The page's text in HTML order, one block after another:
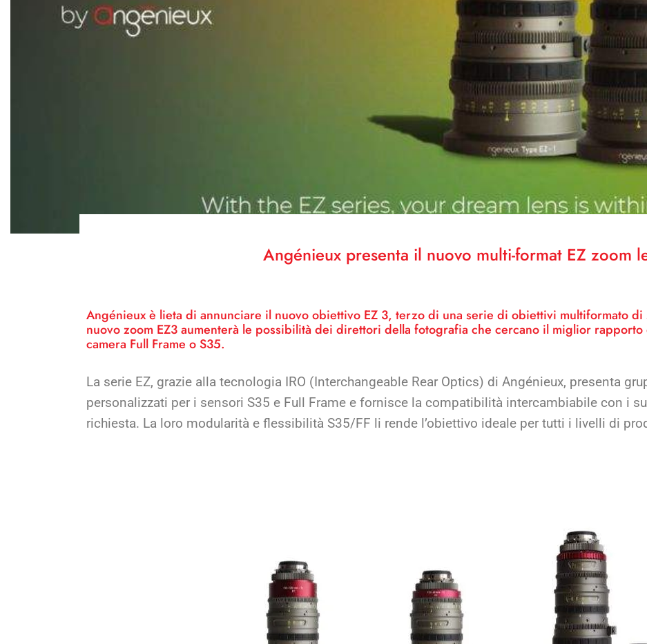
Angénieux presenta il nuovo multi-format EZ zoom
Angénieux è lieta di annunciare il nuovo obiettivo EZ 3, terzo di una serie di obiettivi multiformato di
nuovo zoom EZ3 aumenterà le possibilità dei direttori della fotografia che cercano il miglior
camera Full Frame o S35.
La serie EZ, grazie alla tecnologia IRO (Interchangeable Rear Optics) di Angénieux, presenta
personalizzati per i sensori S35 e Full Frame e fornisce la compatibilità intercambiabile con i
richiesta. La loro modularità e flessibilità S35/FF li rende l’obiettivo ideale per tutti i livelli di